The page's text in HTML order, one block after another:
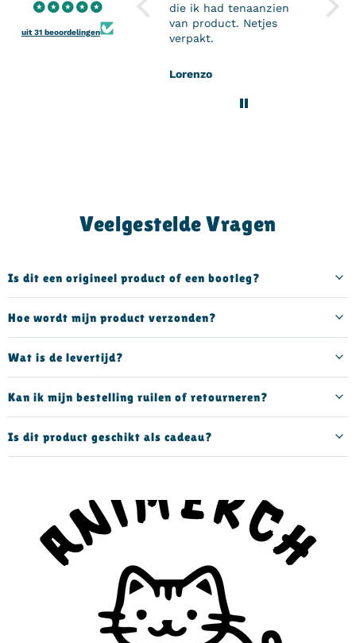
uit 31 beoordelingen
die ik had tenaanzien
van product. Netjes
verpakt.
Lorenzo
mijn
Veelgestelde Vragen
Is dit een origineel product of een bootleg?
Hoe wordt mijn product verzonden?
Wat is de levertijd?
Kan ik mijn bestelling ruilen of retourneren?
Is dit product geschikt als cadeau?